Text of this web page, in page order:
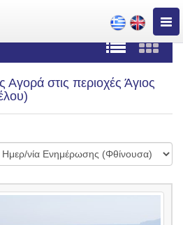
στις περιοχές Άγιος